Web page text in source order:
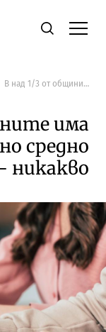
Търсене
В над 1/3 от общините има само професионално средно образование, в 19 – никакво
има
средно
никакво